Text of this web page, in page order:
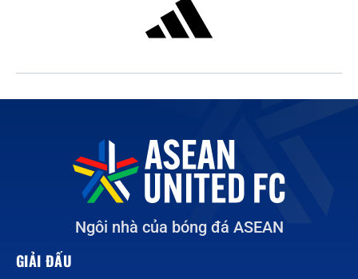
Ngôi nhà của bóng đá ASEAN
GIẢI ĐẤU